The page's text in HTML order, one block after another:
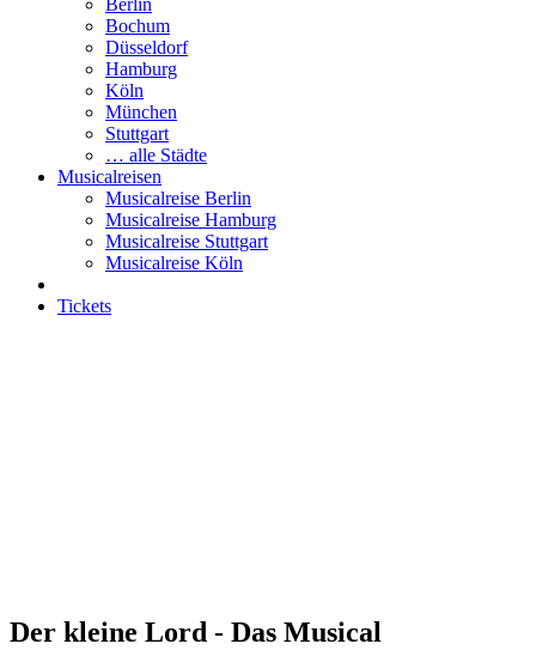
Berlin
Bochum
Düsseldorf
Hamburg
Köln
München
Stuttgart
… alle Städte
Musicalreisen
Musicalreise Berlin
Musicalreise Hamburg
Musicalreise Stuttgart
Musicalreise Köln
Tickets
Der kleine Lord - Das Musical